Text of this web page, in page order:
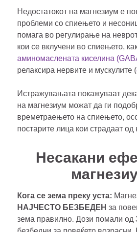
Недостатокот на магнезиум е
проблеми со спиењето и
помага во регулирање на
кои се вклучени во спиењето,
аминомаслената киселина
релаксира нервите и мускулите (
Истражувањата покажуваат
на магнезиум можат да ги
времетраењето на спиењето,
постарите лица кои страдаат од
Несакани
Кога се зема преку уста:
НАЈЧЕСТО БЕЗБЕДЕН за
зема правилно. Дози помали од